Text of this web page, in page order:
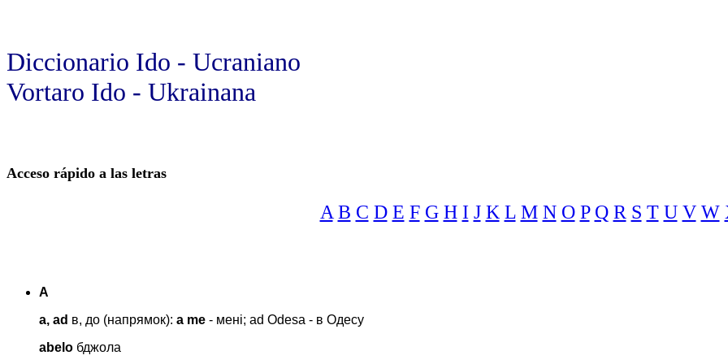
Diccionario Ido - Ucraniano
Vortaro Ido - Ukrainana
Acceso rápido a las letras
A B C D E F G H I J K L M N O P Q R S T U V W
A
a, ad в, до (напрямок): a me - мені; ad Odesa - в Одесу
abelo бджола